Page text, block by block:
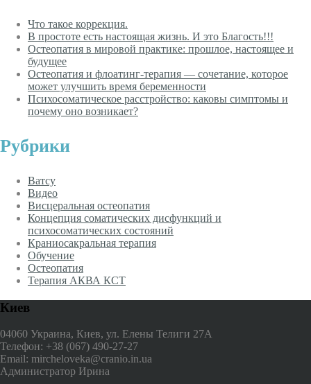
Что такое коррекция.
В простоте есть настоящая жизнь. И это Благость!!!
Остеопатия в мировой практике: прошлое, настоящее и
будущее
Остеопатия и флоатинг-терапия — сочетание, которое
может улучшить время беременности
Психосоматическое расстройство: каковы симптомы и
почему оно возникает?
Рубрики
Ватсу
Видео
Висцеральная остеопатия
Концепция соматических дисфункций и
психосоматических состояний
Краниосакральная терапия
Обучение
Остеопатия
Терапия АКВА КСТ
Киев
04060 Украина, Киев, ул. Елены Телиги 27А
Телефон: +38 (067) 490-27-27
Email: mircheloveka@cranio.in.ua
Администратор Ирина